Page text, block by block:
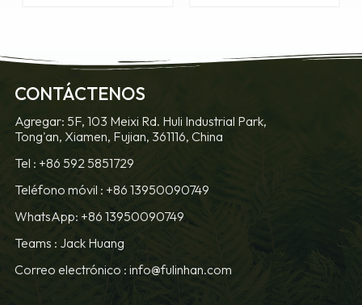
OBTENGA
MÁS MÁS
CONTÁCTENOS
Agregar: 5F, 103 Meixi Rd. Huli Industrial Park,
Tong'an, Xiamen, Fujian, 361116, China
Tel : +86 592 5851729
Teléfono móvil : +86 13950090749
WhatsApp: +86 13950090749
Teams : Jack Huang
Correo electrónico : info@fulinhan.com